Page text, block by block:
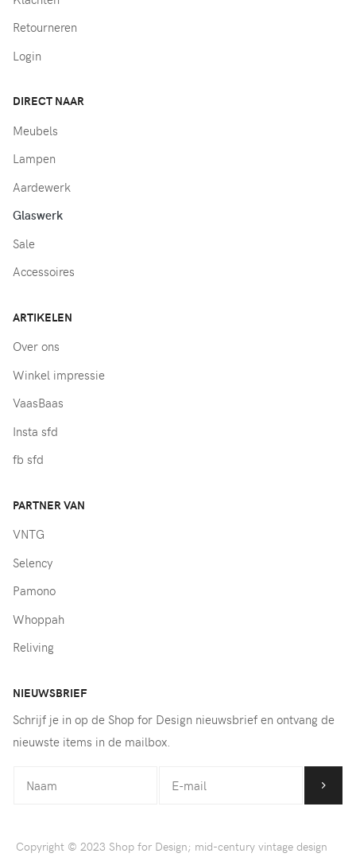
Retourneren
Login
DIRECT NAAR
Meubels
Lampen
Aardewerk
Glaswerk
Sale
Accessoires
ARTIKELEN
Over ons
Winkel impressie
VaasBaas
Insta sfd
fb sfd
PARTNER VAN
VNTG
Selency
Pamono
Whoppah
Reliving
NIEUWSBRIEF
Schrijf je in op de Shop for Design nieuwsbrief en ontvang de
nieuwste items in de mailbox.
Copyright © 2023 Shop for Design; mid-century vintage design